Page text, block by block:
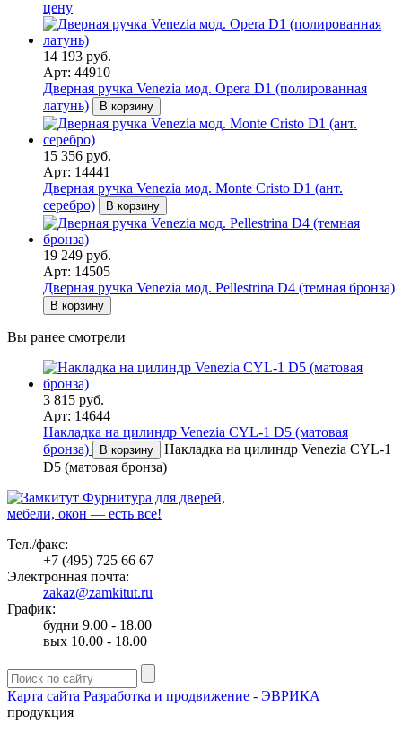
цену
14 193 руб.
Арт: 44910
Дверная ручка Venezia мод. Opera D1 (полированная
латунь)
В корзину
15 356 руб.
Арт: 14441
Дверная ручка Venezia мод. Monte Cristo D1 (ант.
серебро)
В корзину
19 249 руб.
Арт: 14505
Дверная ручка Venezia мод. Pellestrina D4 (темная бронза)
В корзину
Вы ранее смотрели
3 815 руб.
Арт: 14644
Накладка на цилиндр Venezia CYL-1 D5 (матовая
бронза)
В корзину
Накладка на цилиндр Venezia CYL-1
D5 (матовая бронза)
Фурнитура для дверей,
мебели, окон — есть все!
Тел./факс:
+7 (495) 725 66 67
Электронная почта:
zakaz@zamkitut.ru
График:
будни 9.00 - 18.00
вых 10.00 - 18.00
Карта сайта Разработка и продвижение - ЭВРИКА
продукция